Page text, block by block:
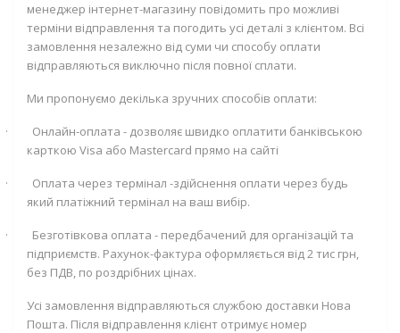
менеджер інтернет-магазину повідомить про можливі
терміни відправлення та погодить усі деталі з клієнтом. Всі
замовлення незалежно від суми чи способу оплати
відправляються виключно після повної сплати.
Ми пропонуємо декілька зручних способів оплати:
·
Онлайн-оплата - дозволяє швидко оплатити банківською
карткою Visa або Mastercard прямо на сайті
·
Оплата через термінал -здійснення оплати через будь
який платіжний термінал на ваш вибір.
·
Безготівкова оплата - передбачений для організацій та
підприємств. Рахунок-фактура оформляється від 2 тис грн,
без ПДВ, по роздрібних цінах.
Усі замовлення відправляються службою доставки Нова
Пошта. Після відправлення клієнт отримує номер